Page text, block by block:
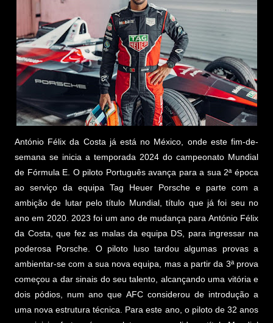
António Félix da Costa já está no México, onde este fim-de-
semana se inicia a temporada 2024 do campeonato Mundial
de Fórmula E. O piloto Português avança para a sua 2ª época
ao serviço da equipa Tag Heuer Porsche e parte com a
ambição de lutar pelo título Mundial, título que já foi seu no
ano em 2020. 2023 foi um ano de mudança para António Félix
da Costa, que fez as malas da equipa DS, para ingressar na
poderosa Porsche. O piloto luso tardou algumas provas a
ambientar-se com a sua nova equipa, mas a partir da 3ª prova
começou a dar sinais do seu talento, alcançando uma vitória e
dois pódios, num ano que AFC considerou de introdução a
uma nova estrutura técnica. Para este ano, o piloto de 32 anos